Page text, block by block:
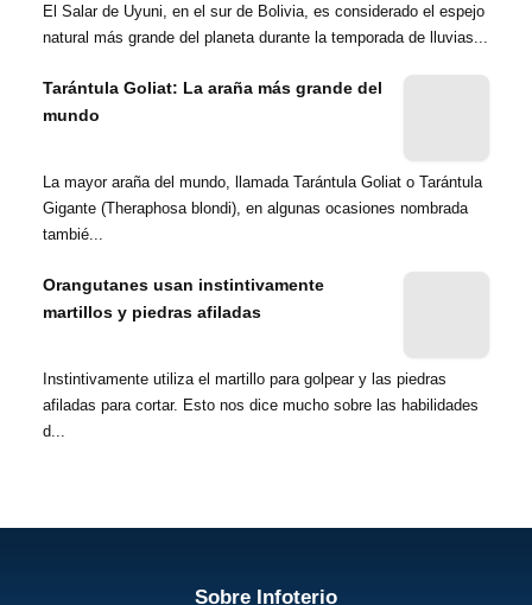
El Salar de Uyuni, en el sur de Bolivia, es considerado el espejo
natural más grande del planeta durante la temporada de lluvias...
Tarántula Goliat: La araña más grande del
mundo
La mayor araña del mundo, llamada Tarántula Goliat o Tarántula
Gigante (Theraphosa blondi), en algunas ocasiones nombrada
tambié...
Orangutanes usan instintivamente
martillos y piedras afiladas
Instintivamente utiliza el martillo para golpear y las piedras
afiladas para cortar. Esto nos dice mucho sobre las habilidades
d...
Sobre Infoterio